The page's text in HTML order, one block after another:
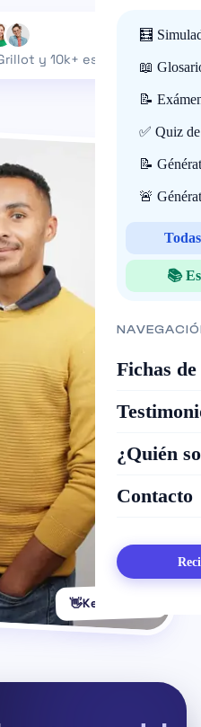
🧮
📖
📝
✅ Quiz
📝
🚨
📚
Fichas
¿Quién
Contacto
y 10k+ estudiantes
👋Kevin Grillot